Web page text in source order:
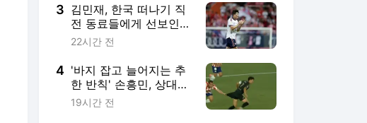
3 김민재, 한국 떠나기 직
전 동료들에게 선보인
한국음식 "오늘밤은 치
22시간 전
4 '바지 잡고 늘어지는 추
한 반칙' 손흥민, 상대
집중 견제에 5경기 연속
19시간 전